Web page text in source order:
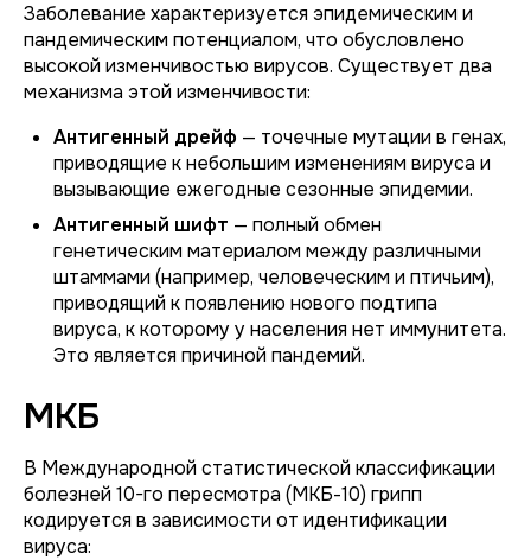
Заболевание характеризуется эпидемическим и
пандемическим потенциалом, что обусловлено
высокой изменчивостью вирусов. Существует два
механизма этой изменчивости:
Антигенный дрейф — точечные мутации в генах,
приводящие к небольшим изменениям вируса и
вызывающие ежегодные сезонные эпидемии.
Антигенный шифт — полный обмен
генетическим материалом между различными
штаммами (например, человеческим и птичьим),
приводящий к появлению нового подтипа
вируса, к которому у населения нет иммунитета.
Это является причиной пандемий.
МКБ
В Международной статистической классификации
болезней 10-го пересмотра (МКБ-10) грипп
кодируется в зависимости от идентификации
вируса: